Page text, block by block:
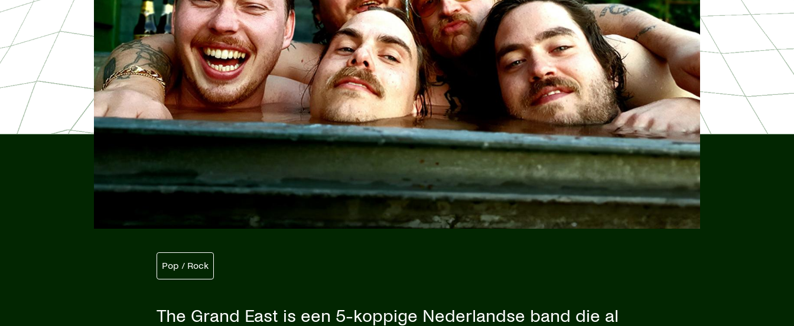
Pop / Rock
The Grand East is een 5-koppige Nederlandse band die al